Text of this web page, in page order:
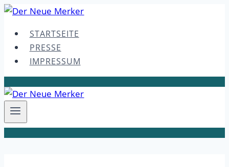
Skip
contentSTARTSEITE
PRESSE
IMPRESSUM